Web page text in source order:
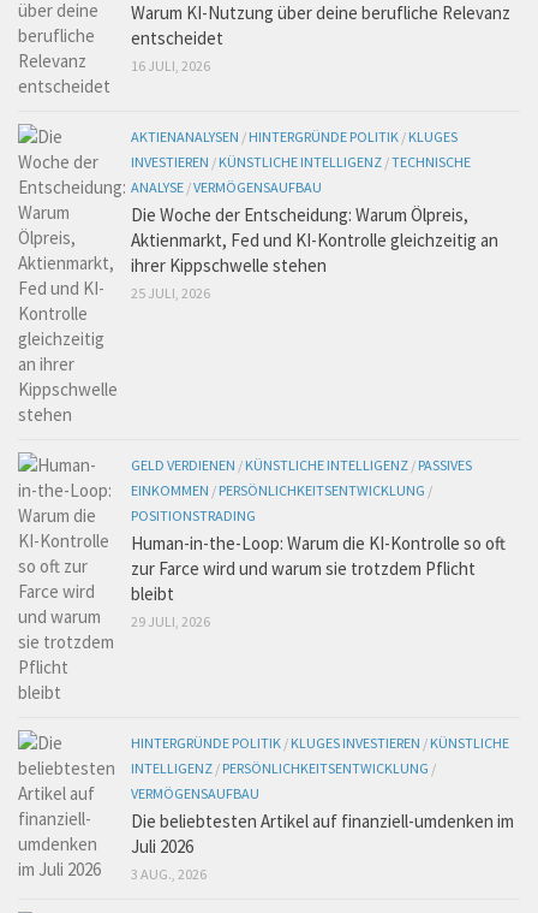
Warum KI-Nutzung über deine berufliche Relevanz
entscheidet
16 JULI, 2026
AKTIENANALYSEN / HINTERGRÜNDE POLITIK / KLUGES
INVESTIEREN / KÜNSTLICHE INTELLIGENZ /TECHNISCHE
ANALYSE /VERMÖGENSAUFBAU
Die Woche der Entscheidung: Warum Ölpreis,
Aktienmarkt, Fed und KI-Kontrolle gleichzeitig an
ihrer Kippschwelle stehen
25 JULI, 2026
GELD VERDIENEN / KÜNSTLICHE INTELLIGENZ / PASSIVES
EINKOMMEN / PERSÖNLICHKEITSENTWICKLUNG /
POSITIONSTRADING
Human-in-the-Loop: Warum die KI-Kontrolle so oft
zur Farce wird und warum sie trotzdem Pflicht
bleibt
29 JULI, 2026
HINTERGRÜNDE POLITIK / KLUGES INVESTIEREN / KÜNSTLICHE
INTELLIGENZ / PERSÖNLICHKEITSENTWICKLUNG /
VERMÖGENSAUFBAU
Die beliebtesten Artikel auf finanziell-umdenken im
Juli 2026
3 AUG., 2026